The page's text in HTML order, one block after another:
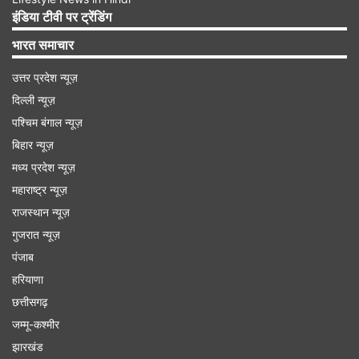
करें।
इंडिया टीवी पर ट्रेंडिंग
भारत समाचार
उत्तर प्रदेश न्यूज़
दिल्ली न्यूज़
पश्चिम बंगाल न्यूज़
बिहार न्यूज़
मध्य प्रदेश न्यूज़
महाराष्ट्र न्यूज़
राजस्थान न्यूज़
गुजरात न्यूज़
पंजाब
हरियाणा
छत्तीसगढ़
जम्मू-कश्मीर
झारखंड